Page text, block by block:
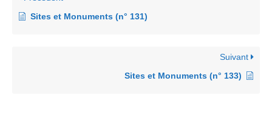
Sites et Monuments (n° 131)
Suivant
Sites et Monuments (n° 133)